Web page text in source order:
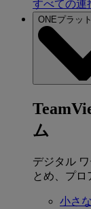
すべての連
ONEプラッ
ム
デジタル
とめ、プロ
小さ